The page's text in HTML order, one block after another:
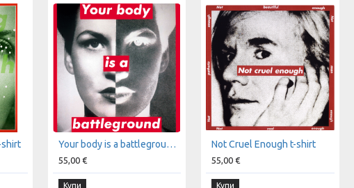
shirt Your body is a battleground t-shirt
55,00 €
Купи
Not Cruel Enough t-shirt
55,00 €
Купи